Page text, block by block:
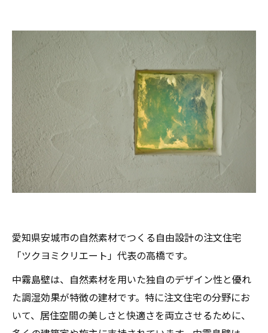
愛知県安城市の自然素材でつくる自由設計の注文住宅
「ツクヨミクリエート」代表の高橋です。
中霧島壁は、自然素材を用いた独自のデザイン性と優れ
た調湿効果が特徴の建材です。特に注文住宅の分野にお
いて、居住空間の美しさと快適さを両立させるために、